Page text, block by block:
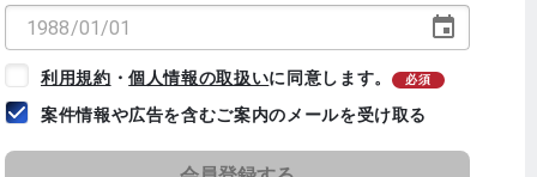
利用規約 ・個人情報の取扱いに同意します。 必須
案件情報や広告を含むご案内のメールを受け取る